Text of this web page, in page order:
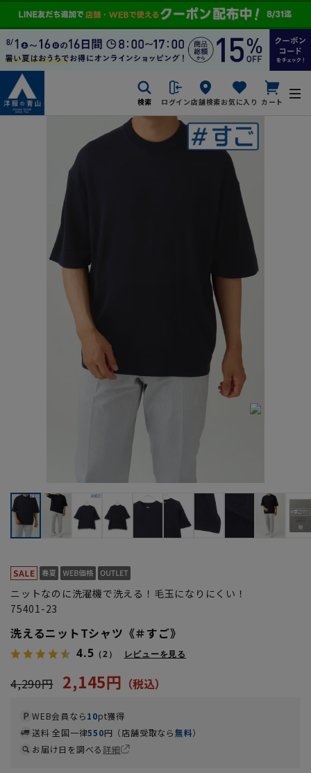
検索 ログイン店舗検索お気に入り カート
ニットなのに洗濯機で洗える！毛玉になりにくい！
75401-23
洗えるニットTシャツ《＃すご》
4.5 （2） レビューを見る
4,290円 2,145円
WEB会員なら10pt獲得
送料 全国一律550円（店舗受取なら無料）
お届け日を調べる詳細